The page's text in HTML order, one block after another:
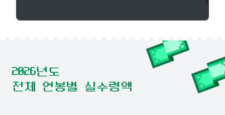
2026년도
전체 연봉별 실수령액